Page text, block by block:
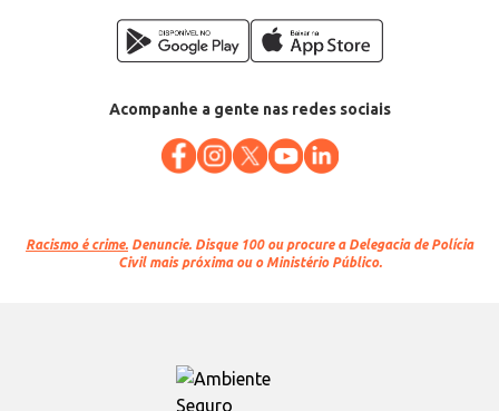
Acompanhe a gente nas redes sociais
Racismo é crime. Denuncie. Disque 100 ou procure a Delegacia de Polícia
Civil mais próxima ou o Ministério Público.